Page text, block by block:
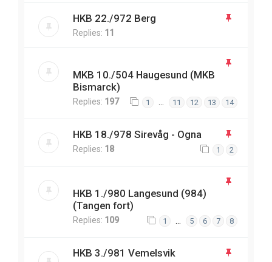
HKB 22./972 Berg
Replies: 11
MKB 10./504 Haugesund (MKB
Bismarck)
Replies: 197 1 11 12 13 14
HKB 18./978 Sirevåg - Ogna
Replies: 18 1 2
HKB 1./980 Langesund (984)
(Tangen fort)
Replies: 109 1 … 5 6 7 8
HKB 3./981 Vemelsvik